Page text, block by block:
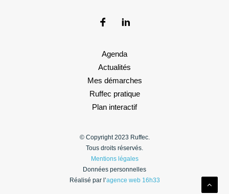
Agenda
Actualités
Mes démarches
Ruffec pratique
Plan interactif
© Copyright 2023 Ruffec.
Tous droits réservés.
Mentions légales
Données personnelles
Réalisé par l’agence web 16h33